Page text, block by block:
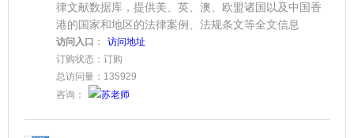
律文献数据库，提供美、英、澳、欧盟诸国以及中国香
港的国家和地区的法律案例、法规条文等全文信息
访问入口 ：
访问地址
订购状态：订购
总访问量：135929
咨询：
苏老师